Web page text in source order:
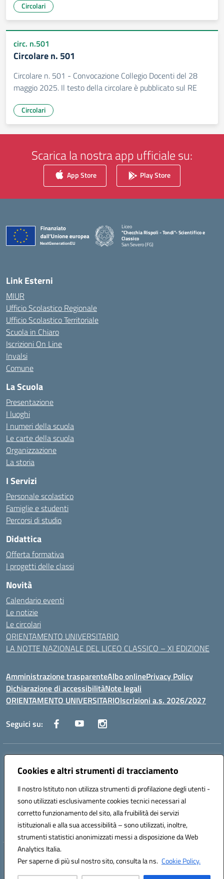
Cookies e altri strumenti di tracciamento
Il nostro Istituto non utilizza strumenti di profilazione degli utenti -
sono utilizzati esclusivamente cookies tecnici necessari al
corretto funzionamento del sito, alla fruibilità dei servizi
istituzionali e alla sua accessibilità – sono utilizzati, inoltre,
strumenti statistici anonimizzati messi a disposizione da Web
Analytics Italia.
Per saperne di più sul nostro sito, consulta la ns. Cookie Policy.
Circolari
circ. n.501
Circolare n. 501
Circolare n. 501 - Convocazione Collegio Docenti del 28
maggio 2025. Il testo della circolare è pubblicato sul RE
Circolari
Scarica la nostra app ufficiale su:
App Store Play Store
Liceo
"Checchia Rispoli - Tondi"- Scientifico e
Classico
San Severo (FG)
Link Esterni
MIUR
Ufficio Scolastico Regionale
Ufficio Scolastico Territoriale
Scuola in Chiaro
Iscrizioni On Line
Invalsi
Comune
La Scuola
Presentazione
I luoghi
I numeri della scuola
Le carte della scuola
Organizzazione
La storia
I Servizi
Personale scolastico
Famiglie e studenti
Percorsi di studio
Didattica
Offerta formativa
I progetti delle classi
Novità
Calendario eventi
Le notizie
Le circolari
ORIENTAMENTO UNIVERSITARIO
LA NOTTE NAZIONALE DEL LICEO CLASSICO – XI EDIZIONE
Amministrazione trasparenteAlbo onlinePrivacy Policy
Dichiarazione di accessibilitàNote legali
ORIENTAMENTO UNIVERSITARIOIscrizioni a.s. 2026/2027
Seguici su:
Indirizzo:
Centralino:0882 331218 Email:fgps210002@istruzione.it
Codice fiscale: 93071630714
Codice meccanografico:
FGPS210002
Codice unico di fatturazione (CUF): UF7W9K
Hosting & Powered by 3D Solution S.r.l.
Concept & Design by Designers Italia